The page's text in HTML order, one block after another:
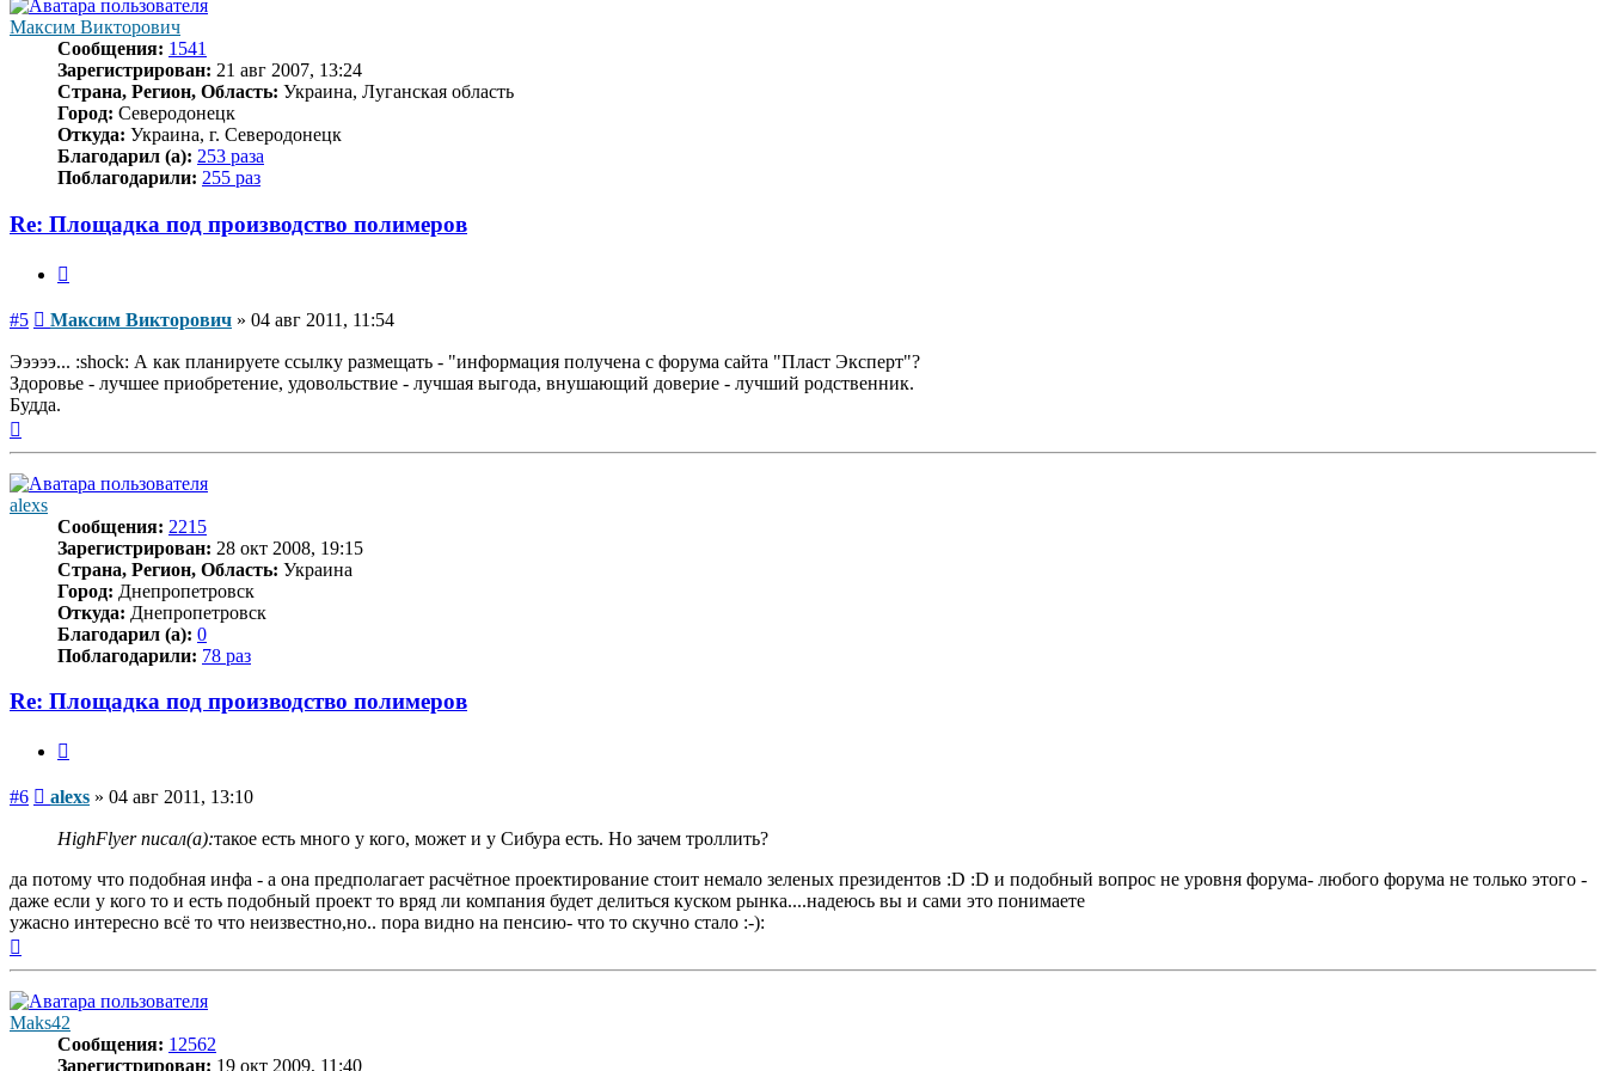
Максим Викторович
Сообщения: 1541
Зарегистрирован: 21 авг 2007, 13:24
Страна, Регион, Область: Украина, Луганская область
Город: Северодонецк
Откуда: Украина, г. Северодонецк
Благодарил (а): 253 раза
Поблагодарили: 255 раз
Re: Площадка под производство полимеров
#5 Сообщение
Максим Викторович » 04 авг 2011, 11:54
Эээээ... :shock: А как планируете ссылку размещать - "информация получена с форума сайта "Пласт Эксперт"?
Здоровье - лучшее приобретение, удовольствие - лучшая выгода, внушающий доверие - лучший родственник.
Будда.
alexs
Сообщения: 2215
Зарегистрирован: 28 окт 2008, 19:15
Страна, Регион, Область: Украина
Город: Днепропетровск
Откуда: Днепропетровск
Благодарил (а): 0
Поблагодарили: 78 раз
Re: Площадка под производство полимеров
#6 Сообщение
alexs » 04 авг 2011, 13:10
HighFlyer писал(а):такое есть много у кого, может и у Сибура есть. Но зачем троллить?
да потому что подобная инфа - а она предполагает расчётное проектирование стоит немало зеленых президентов :D :D и подобный вопрос не уровня форума- любого форума не только этого -
даже если у кого то и есть подобный проект то вряд ли компания будет делиться куском рынка....надеюсь вы и сами это понимаете
ужасно интересно всё то что неизвестно,но.. пора видно на пенсию- что то скучно стало :-):
Maks42
Сообщения: 12562
Зарегистрирован: 19 окт 2009, 11:40